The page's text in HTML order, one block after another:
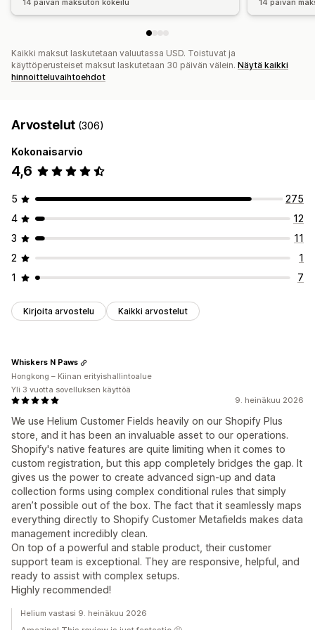
Kaikki maksut laskutetaan valuutassa USD. Toistuvat ja
käyttöperusteiset maksut laskutetaan 30 päivän välein. Näytä kaikki
hinnoitteluvaihtoehdot
Arvostelut (306)
Kokonaisarvio
4,6
5
275
4
12
3
11
2
1
1
7
Kirjoita arvostelu Kaikki arvostelut
9. heinäkuu 2026
We use Helium Customer Fields heavily on our Shopify Plus
store, and it has been an invaluable asset to our operations.
Shopify's native features are quite limiting when it comes to
custom registration, but this app completely bridges the gap. It
gives us the power to create advanced sign-up and data
collection forms using complex conditional rules that simply
aren’t possible out of the box. The fact that it seamlessly maps
everything directly to Shopify Customer Metafields makes data
management incredibly clean.
On top of a powerful and stable product, their customer
support team is exceptional. They are responsive, helpful, and
ready to assist with complex setups.
Highly recommended!
Whiskers N Paws
Hongkong – Kiinan erityishallintoalue
Yli 3 vuotta sovelluksen käyttöä
Helium vastasi 9. heinäkuu 2026